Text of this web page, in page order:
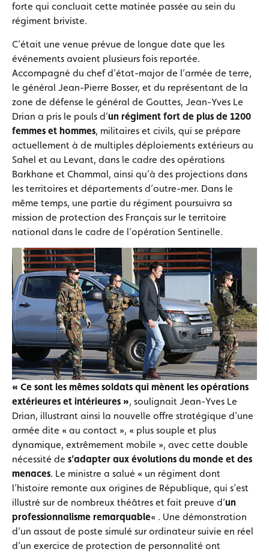
forte qui concluait cette matinée passée au sein du
régiment briviste.
C’était une venue prévue de longue date que les
événements avaient plusieurs fois reportée.
Accompagné du chef d’état-major de l’armée de terre,
le général Jean-Pierre Bosser, et du représentant de la
zone de défense le général de Gouttes, Jean-Yves Le
Drian a pris le pouls d’un régiment fort de plus de 1200
femmes et hommes, militaires et civils, qui se prépare
actuellement à de multiples déploiements extérieurs au
Sahel et au Levant, dans le cadre des opérations
Barkhane et Chammal, ainsi qu’à des projections dans
les territoires et départements d’outre-mer. Dans le
même temps, une partie du régiment poursuivra sa
mission de protection des Français sur le territoire
national dans le cadre de l’opération Sentinelle.
« Ce sont les mêmes soldats qui mènent les opérations
extérieures et intérieures », soulignait Jean-Yves Le
Drian, illustrant ainsi la nouvelle offre stratégique d’une
armée dite « au contact », « plus souple et plus
dynamique, extrêmement mobile », avec cette double
nécessité de s’adapter aux évolutions du monde et des
menaces. Le ministre a salué « un régiment dont
l’histoire remonte aux origines de République, qui s’est
illustré sur de nombreux théâtres et fait preuve d’un
professionnalisme remarquable« . Une démonstration
d’un assaut de poste simulé sur ordinateur suivie en réel
d’un exercice de protection de personnalité ont